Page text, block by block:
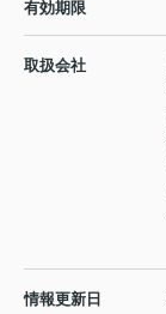
有効期限
取扱会社
情報更新日